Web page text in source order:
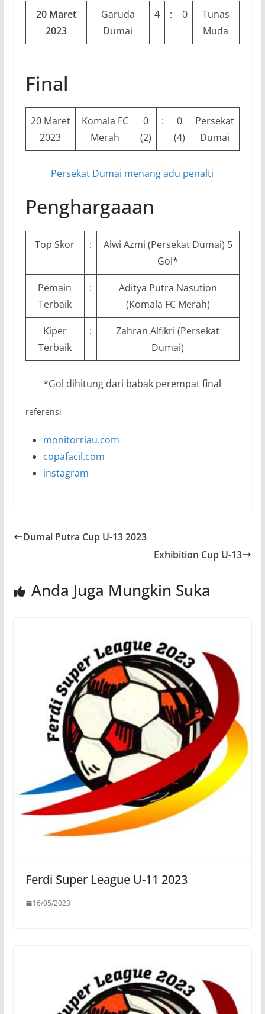
20 Maret
2023
Garuda
Dumai
4 : 0
Tunas
Muda
Final
20 Maret
2023
Komala FC
Merah
0
(2)
:
0
(4)
Persekat
Dumai
Persekat Dumai menang adu penalti
Penghargaaan
Top Skor :
Alwi Azmi (Persekat Dumai) 5
Gol*
Pemain
Terbaik
:
Aditya Putra Nasution
(Komala FC Merah)
Kiper
Terbaik
:
Zahran Alfikri (Persekat
Dumai)
*Gol dihitung dari babak perempat final
referensi
monitorriau.com
copafacil.com
instagram
Dumai Putra Cup U-13 2023
Exhibition Cup U-13
Anda Juga Mungkin Suka
Ferdi Super League U-11 2023
16/05/2023